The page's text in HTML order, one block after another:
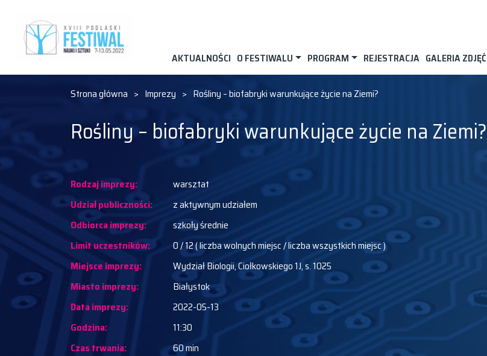
AKTUALNOŚCI O FESTIWALU PROGRAM REJESTRACJA GALERIA ZDJĘĆ
Strona główna > Imprezy > Rośliny – biofabryki warunkujące życie na Ziemi?
Rośliny – biofabryki warunkujące życie na Ziemi?
Rodzaj imprezy:
warsztat
Udział publiczności:
z aktywnym udziałem
Odbiorca imprezy:
szkoły średnie
Limit uczestników:
0 / 12 ( liczba wolnych miejsc / liczba wszystkich miejsc )
Miejsce imprezy:
Wydział Biologii, Ciołkowskiego 1J, s. 1025
Miasto imprezy:
Białystok
Data imprezy:
2022-05-13
Godzina:
11:30
Czas trwania:
60 min